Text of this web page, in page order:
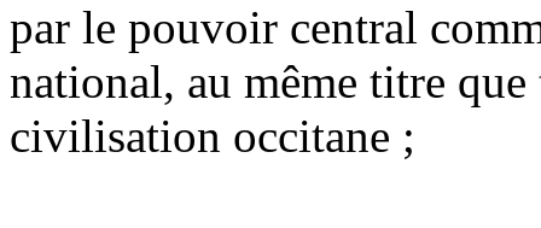
par le pouvoir central
national, au même titre
civilisation occitane ;